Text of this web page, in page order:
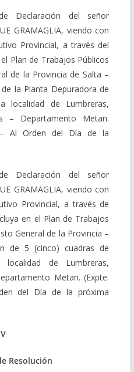
Declaración del señor
GRAMAGLIA, viendo con
Provincial, a través del
Plan de Trabajos Públicos
de la Provincia de Salta –
la Planta Depuradora de
localidad de Lumbreras,
– Departamento Metan.
– Al Orden del Día de la
Declaración del señor
GRAMAGLIA, viendo con
Provincial, a través de
en el Plan de Trabajos
General de la Provincia –
de 5 (cinco) cuadras de
de Lumbreras,
Metan. (Expte.
del Día de la próxima
V
Resolución